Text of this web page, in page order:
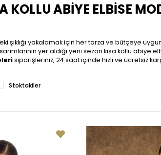
KOLLU ABIYE ELBISE
şıklığı yakalamak için her tarza ve bütçeye
yer aldığı yeni sezon kısa kollu
siparişleriniz, 24 saat içinde hızlı ve ücretsiz
Stoktakiler